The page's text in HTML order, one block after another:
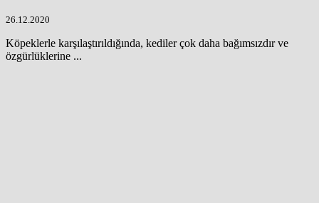
26.12.2020
Köpeklerle karşılaştırıldığında, kediler çok daha bağımsızdır ve
özgürlüklerine ...